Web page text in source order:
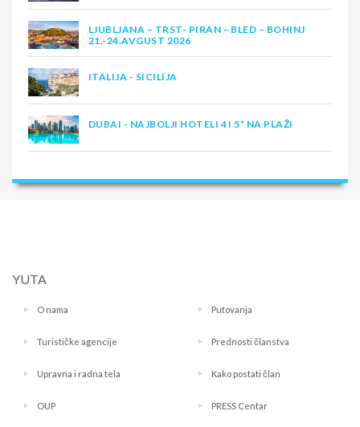
LJUBLJANA – TRST- PIRAN – BLED – BOHINJ
21.-24.AVGUST 2026
ITALIJA - SICILIJA
DUBAI - NAJBOLJI HOTELI 4 I 5* NA PLAŽI
YUTA
O nama Putovanja
Turističke agencije Prednosti članstva
Upravna i radna tela Kako postati član
OUP PRESS Centar